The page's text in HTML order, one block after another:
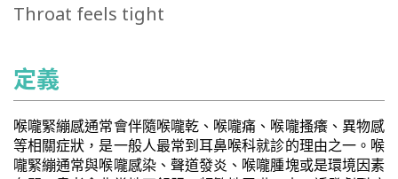
Throat feels tight
定義
喉嚨緊繃感通常會伴隨喉嚨乾、喉嚨痛、喉嚨搔癢、異物感
等相關症狀，是一般人最常到耳鼻喉科就診的理由之一。喉
嚨緊繃通常與喉嚨感染、聲道發炎、喉嚨腫塊或是環境因素